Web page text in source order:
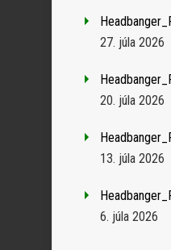
27. júla 2026
20. júla 2026
13. júla 2026
6. júla 2026